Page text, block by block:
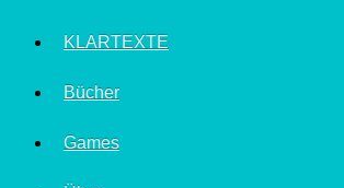
KLARTEXTE
Bücher
Games